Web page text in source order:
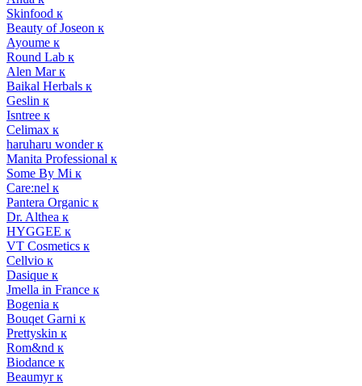
Skinfood к
Beauty of Joseon к
Ayoume к
Round Lab к
Alen Mar к
Baikal Herbals к
Geslin к
Isntree к
Celimax к
haruharu wonder к
Manita Professional к
Some By Mi к
Care:nel к
Pantera Organic к
Dr. Althea к
HYGGEE к
VT Cosmetics к
Cellvio к
Dasique к
Jmella in France к
Bogenia к
Bouqet Garni к
Prettyskin к
Rom&nd к
Biodance к
Beaumyr к